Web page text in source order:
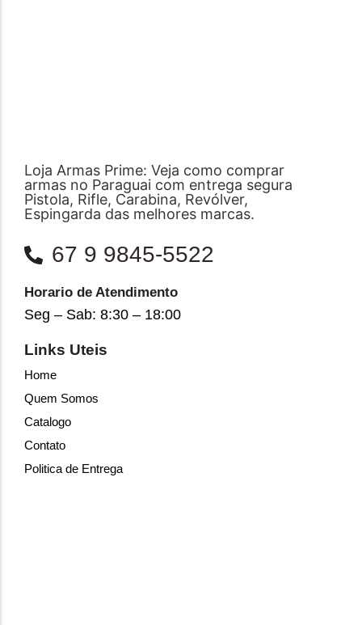
Loja Armas Prime: Veja como comprar
armas no Paraguai com entrega segura
Pistola, Rifle, Carabina, Revólver,
Espingarda das melhores marcas.
67 9 9845-5522
Horario de Atendimento
Seg – Sab: 8:30 – 18:00
Links Uteis
Home
Quem Somos
Catalogo
Contato
Politica de Entrega